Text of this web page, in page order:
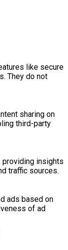
like secure
They do not
sharing on
third-party
insights
traffic sources.
ads based on
of ad